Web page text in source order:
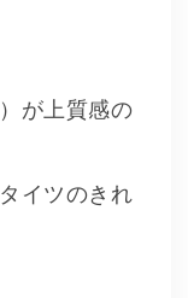
が上質感の
イツのきれ